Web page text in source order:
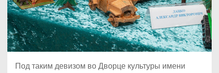
Под таким девизом во Дворце культуры имени